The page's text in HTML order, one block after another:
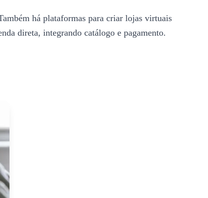
há plataformas para criar lojas virtuais
direta, integrando catálogo e pagamento.